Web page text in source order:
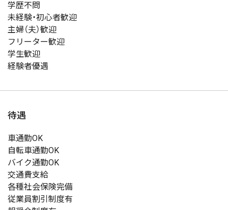
学歴不問
未経験・初心者歓迎
主婦（夫）歓迎
フリーター歓迎
学生歓迎
経験者優遇
待遇
車通勤OK
自転車通勤OK
バイク通勤OK
交通費支給
各種社会保険完備
従業員割引制度有